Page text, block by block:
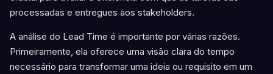
processadas e entregues aos stakeholders.
A análise do Lead Time é importante por várias razões.
Primeiramente, ela oferece uma visão clara do tempo
necessário para transformar uma ideia ou requisito em um